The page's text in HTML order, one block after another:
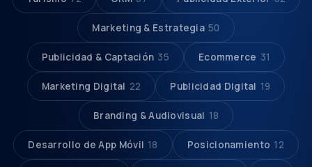
Marketing & Estrategia 50
Publicidad & Captación 35 Ecommerce 31
Marketing Digital 22 Publicidad Digital 19
Branding & Audiovisual 18
Desarrollo de App Móvil 18 Posicionamiento 12